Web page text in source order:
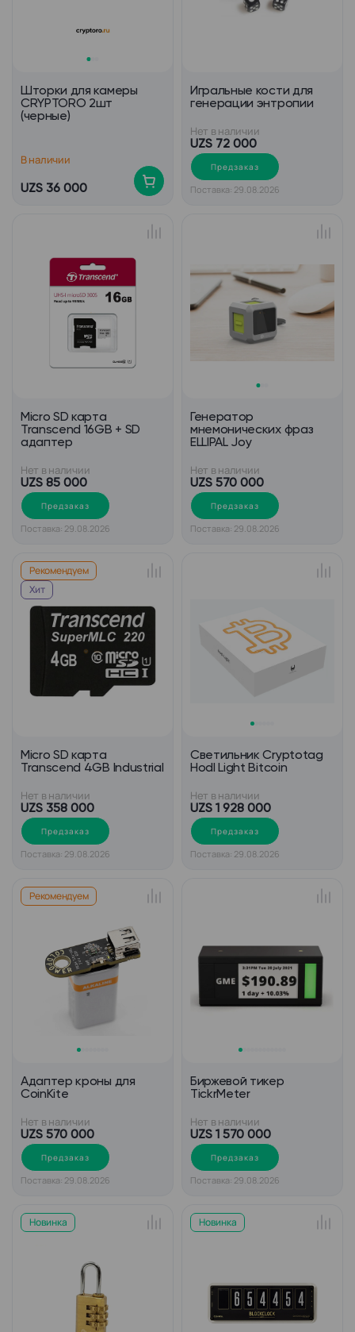
Шторки для камеры
CRYPTORO 2шт
(черные)
В наличии
UZS 36 000
Игральные кости для
генерации энтропии
Нет в наличии
UZS 72 000
Предзаказ
Поставка: 29.08.2026
Micro SD карта
Transcend 16GB + SD
адаптер
Нет в наличии
UZS 85 000
Предзаказ
Поставка: 29.08.2026
Генератор
мнемонических фраз
ELLIPAL Joy
Нет в наличии
UZS 570 000
Предзаказ
Поставка: 29.08.2026
Рекомендуем
Хит
Micro SD карта
Transcend 4GB Industrial
Нет в наличии
UZS 358 000
Предзаказ
Поставка: 29.08.2026
Cветильник Cryptotag
Hodl Light Bitcoin
Нет в наличии
UZS 1 928 000
Предзаказ
Поставка: 29.08.2026
Рекомендуем
Адаптер кроны для
CoinKite
Нет в наличии
UZS 570 000
Предзаказ
Поставка: 29.08.2026
Биржевой тикер
TickrMeter
Нет в наличии
UZS 1 570 000
Предзаказ
Поставка: 29.08.2026
Новинка Новинка